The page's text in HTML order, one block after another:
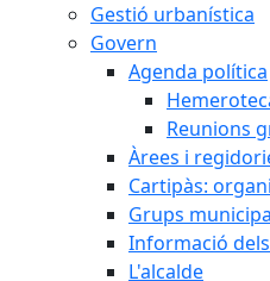
Gestió urbanística
Govern
Agenda política
Reunions
Àrees i
Cartipàs:
Grups
Informació
L'alcalde